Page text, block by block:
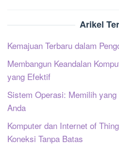
Arikel
Kemajuan Terbaru dalam
Membangun Keandalan
yang Efektif
Sistem Operasi: Memilih
Anda
Komputer dan Internet of
Koneksi Tanpa Batas